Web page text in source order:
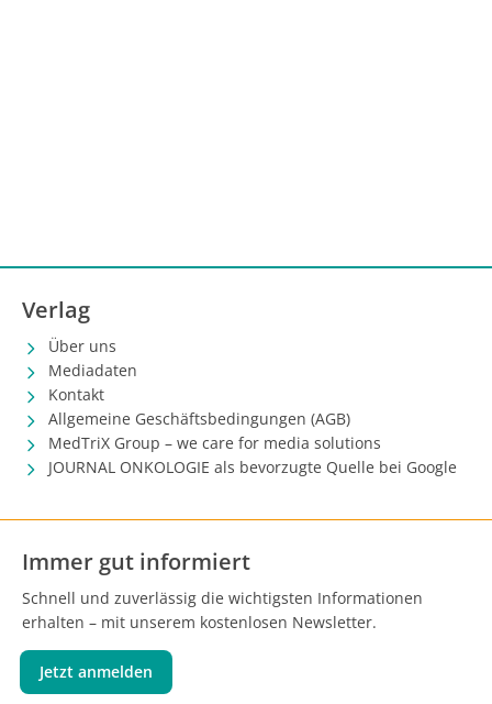
Verlag
Über uns
Mediadaten
Kontakt
Allgemeine Geschäftsbedingungen (AGB)
MedTriX Group – we care for media solutions
JOURNAL ONKOLOGIE als bevorzugte Quelle bei Google
Immer gut informiert
Schnell und zuverlässig die wichtigsten Informationen
erhalten – mit unserem kostenlosen Newsletter.
Jetzt anmelden